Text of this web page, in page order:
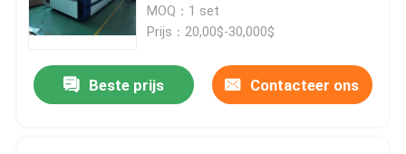
onderdelen
MOQ：1 set
Prijs：20,00$-30,000$
Beste prijs Contacteer ons